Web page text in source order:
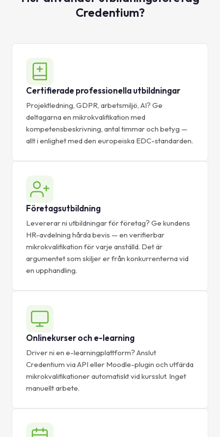
Credentium?
Certifierade professionella utbildningar
Projektledning, GDPR, arbetsmiljö, AI? Ge
deltagarna en mikrokvalifikation med
kompetensbeskrivning, antal timmar och betyg —
allt i enlighet med den europeiska EDC-standarden.
Företagsutbildning
Levererar ni utbildningar för företag? Ge kundens
HR-avdelning hårda bevis — en verifierbar
mikrokvalifikation för varje anställd. Det är
argumentet som skiljer er från konkurrenterna vid
en upphandling.
Onlinekurser och e-learning
Driver ni en e-learningplattform? Anslut
Credentium via API eller Moodle-plugin och utfärda
mikrokvalifikationer automatiskt vid kursslut. Inget
manuellt arbete.